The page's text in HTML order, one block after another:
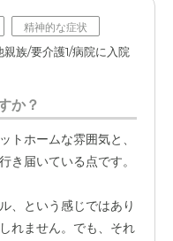
精神的な症状
親族/要介護1/病院に入院
か？
トホームな雰囲気と、
き届いている点です。
、という感じではあり
れません。でも、それ